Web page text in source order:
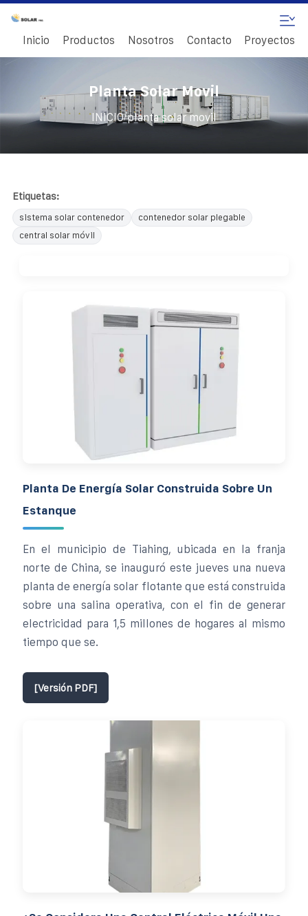
Inicio Productos Nosotros Contacto Proyectos
Planta Solar Movil
INICIO/planta solar movil
Etiquetas:
sistema solar contenedor
contenedor solar plegable
central solar móvil
Planta De Energía Solar Construida Sobre Un
Estanque
En el municipio de Tiahing, ubicada en la franja
norte de China, se inauguró este jueves una nueva
planta de energía solar flotante que está construida
sobre una salina operativa, con el fin de generar
electricidad para 1,5 millones de hogares al mismo
tiempo que se.
[Versión PDF]